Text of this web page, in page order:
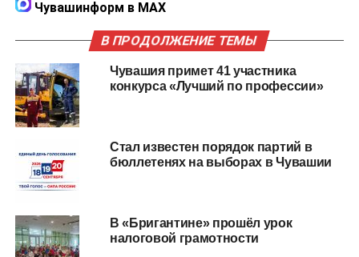
Чувашинформ в MAX
В ПРОДОЛЖЕНИЕ ТЕМЫ
Чувашия примет 41 участника
конкурса «Лучший по профессии»
Стал известен порядок партий в
бюллетенях на выборах в Чувашии
В «Бригантине» прошёл урок
налоговой грамотности